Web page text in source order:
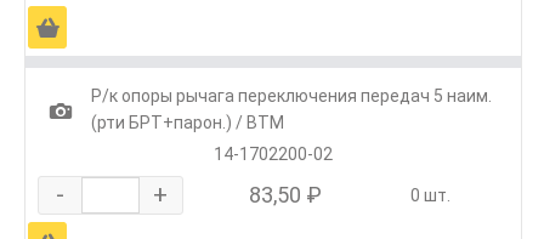
Ä
1
Р/к опоры рычага переключения передач 5 наим.
(рти БРТ+парон.) / ВТМ
14-1702200-02
- + 83,50 ₽ 0 шт.